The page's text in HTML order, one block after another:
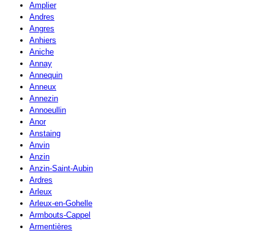
Amplier
Andres
Angres
Anhiers
Aniche
Annay
Annequin
Anneux
Annezin
Annoeullin
Anor
Anstaing
Anvin
Anzin
Anzin-Saint-Aubin
Ardres
Arleux
Arleux-en-Gohelle
Armbouts-Cappel
Armentières